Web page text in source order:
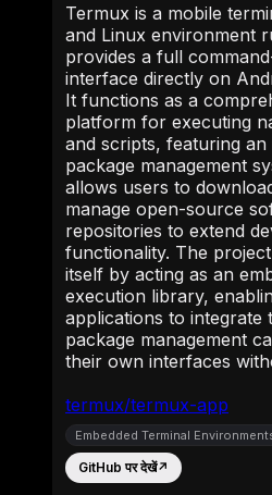
termux/termux-app
Termux is a mobile
and Linux environment
provides a full
interface directly on
It functions as a
platform for executing
and scripts, featuring an
package management
allows users to
manage open-source
repositories to extend
functionality. The
itself by acting as an
execution library,
applications to integrate
package management
their own interfaces
Embedded Terminal
GitHub पर देखें↗